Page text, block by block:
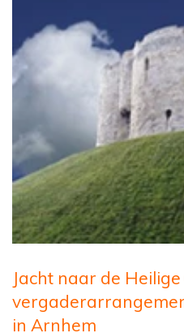
Jacht naar de
in Arnhem